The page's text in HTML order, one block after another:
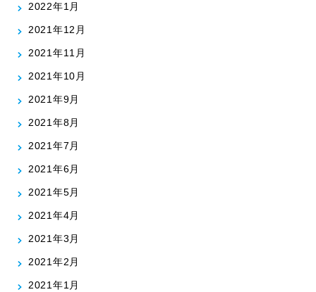
2022年1月
2021年12月
2021年11月
2021年10月
2021年9月
2021年8月
2021年7月
2021年6月
2021年5月
2021年4月
2021年3月
2021年2月
2021年1月